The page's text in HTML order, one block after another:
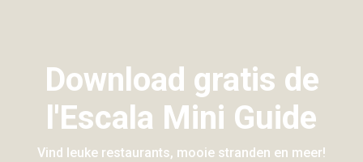
Download gratis de
l'Escala Mini Guide
Vind leuke restaurants, mooie stranden en meer!